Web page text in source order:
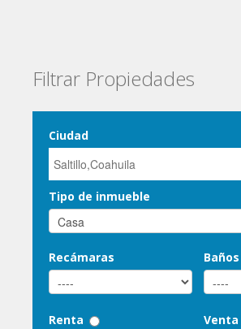
Filtrar Propiedades
Ciudad
Tipo de inmueble
Recámaras Baños
Renta
Venta